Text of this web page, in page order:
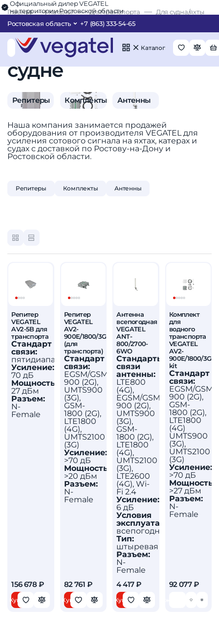
Официальный дилер VEGATEL
на территории Ростовской области
Ростовская область
+7 (863) 333-54-65
Каталог
Главная Каталог Для транспорта Для судна/яхты
Оборудование для
установки в яхте и
судне
Репитеры Комплекты Антенны
Наша компания занимается продажей
оборудования от производителя VEGATEL для
усиления сотового сигнала на яхтах, катерах и
судах с доставкой по Ростову-на-Дону и
Ростовской области.
Репитеры Комплекты Антенны
Репитер
VEGATEL
AV2-5B для
транспорта
Стандарт
связи:
пятидиапазонный
Усиление:
70 дБ
Мощность:
27 дБм
Разъем:
N-
Female
156 678 ₽
Купить
Репитер
VEGATEL
AV2-
900E/1800/3G
(для
транспорта)
Стандарт
связи:
EGSM/GSM-
900 (2G),
UMTS900
(3G),
GSM-
1800 (2G),
LTE1800
(4G),
UMTS2100
(3G)
Усиление:
>70 дБ
Мощность:
>20 дБм
Разъем:
N-
Female
82 761 ₽
Купить
Антенна
всепогодная
VEGATEL
ANT-
800/2700-
6WO
Стандарты
связи
антенны:
LTE800
(4G),
EGSM/GSM-
900 (2G),
UMTS900
(3G),
GSM-
1800 (2G),
LTE1800
(4G),
UMTS2100
(3G),
LTE2600
(4G), Wi-
Fi 2.4
Усиление:
6 дБ
Условия
эксплуатации:
всепогодная
Тип:
штыревая
Разъем:
N-
Female
4 417 ₽
Купить
Комплект
для
водного
транспорта
VEGATEL
AV2-
900E/1800/3G-
kit
Стандарт
связи:
EGSM/GSM-
900 (2G),
GSM-
1800 (2G),
LTE1800
(4G)
UMTS900
(3G),
UMTS2100
(3G)
Усиление:
>70 дБ
Мощность:
>27 дБм
Разъем:
N-
Female
92 077 ₽
Ожидается